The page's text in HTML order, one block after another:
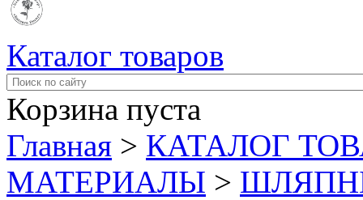
Каталог товаров
Корзина пуста
Главная > КАТАЛОГ
МАТЕРИАЛЫ >